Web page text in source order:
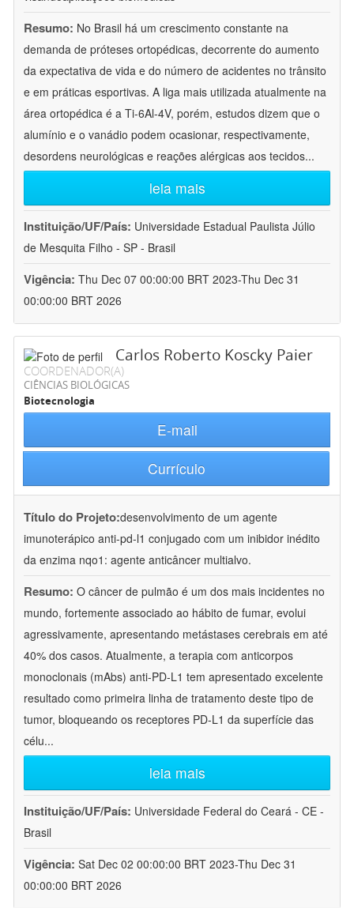
Resumo: No Brasil há um crescimento constante na
demanda de próteses ortopédicas, decorrente do aumento
da expectativa de vida e do número de acidentes no trânsito
e em práticas esportivas. A liga mais utilizada atualmente na
área ortopédica é a Ti-6Al-4V, porém, estudos dizem que o
alumínio e o vanádio podem ocasionar, respectivamente,
desordens neurológicas e reações alérgicas aos tecidos...
leia mais
Instituição/UF/País: Universidade Estadual Paulista Júlio
de Mesquita Filho - SP - Brasil
Vigência: Thu Dec 07 00:00:00 BRT 2023-Thu Dec 31
00:00:00 BRT 2026
Carlos Roberto Koscky Paier
COORDENADOR(A)
CIÊNCIAS BIOLÓGICAS
Biotecnologia
E-mail
Currículo
Título do Projeto:desenvolvimento de um agente
imunoterápico anti-pd-l1 conjugado com um inibidor inédito
da enzima nqo1: agente anticâncer multialvo.
Resumo: O câncer de pulmão é um dos mais incidentes no
mundo, fortemente associado ao hábito de fumar, evolui
agressivamente, apresentando metástases cerebrais em até
40% dos casos. Atualmente, a terapia com anticorpos
monoclonais (mAbs) anti-PD-L1 tem apresentado excelente
resultado como primeira linha de tratamento deste tipo de
tumor, bloqueando os receptores PD-L1 da superfície das
célu...
leia mais
Instituição/UF/País: Universidade Federal do Ceará - CE -
Brasil
Vigência: Sat Dec 02 00:00:00 BRT 2023-Thu Dec 31
00:00:00 BRT 2026